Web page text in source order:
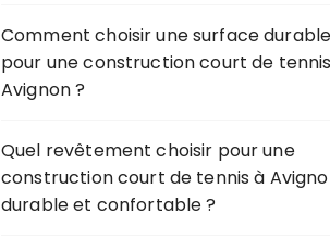
Comment choisir une surface durable
pour une construction court de
Avignon ?
Quel revêtement choisir pour une
construction court de tennis à
durable et confortable ?